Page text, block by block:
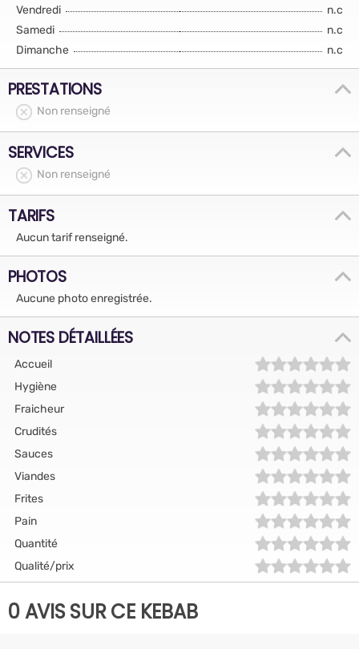
Vendredi
n.c
Samedi
n.c
Dimanche
n.c
PRESTATIONS
Non renseigné
SERVICES
Non renseigné
TARIFS
Aucun tarif renseigné.
PHOTOS
Aucune photo enregistrée.
NOTES DÉTAILLÉES
Accueil
Hygiène
Fraicheur
Crudités
Sauces
Viandes
Frites
Pain
Quantité
Qualité/prix
0 AVIS SUR CE KEBAB